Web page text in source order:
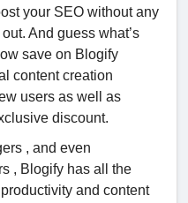
your SEO without any
And guess what’s
save on Blogify
content creation
users as well as
discount.
, and even
, Blogify has all the
and content